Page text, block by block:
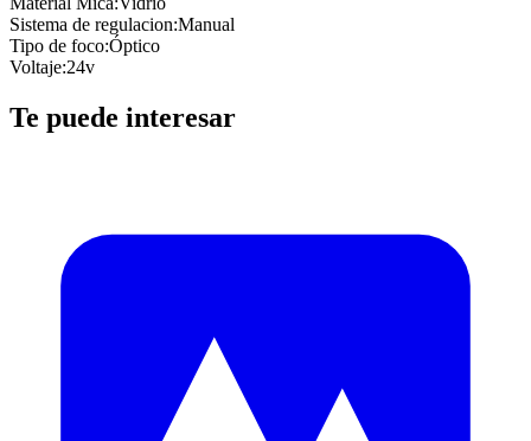
Sistema de regulacion:Manual
Tipo de foco:Óptico
Voltaje:24v
Te puede interesar